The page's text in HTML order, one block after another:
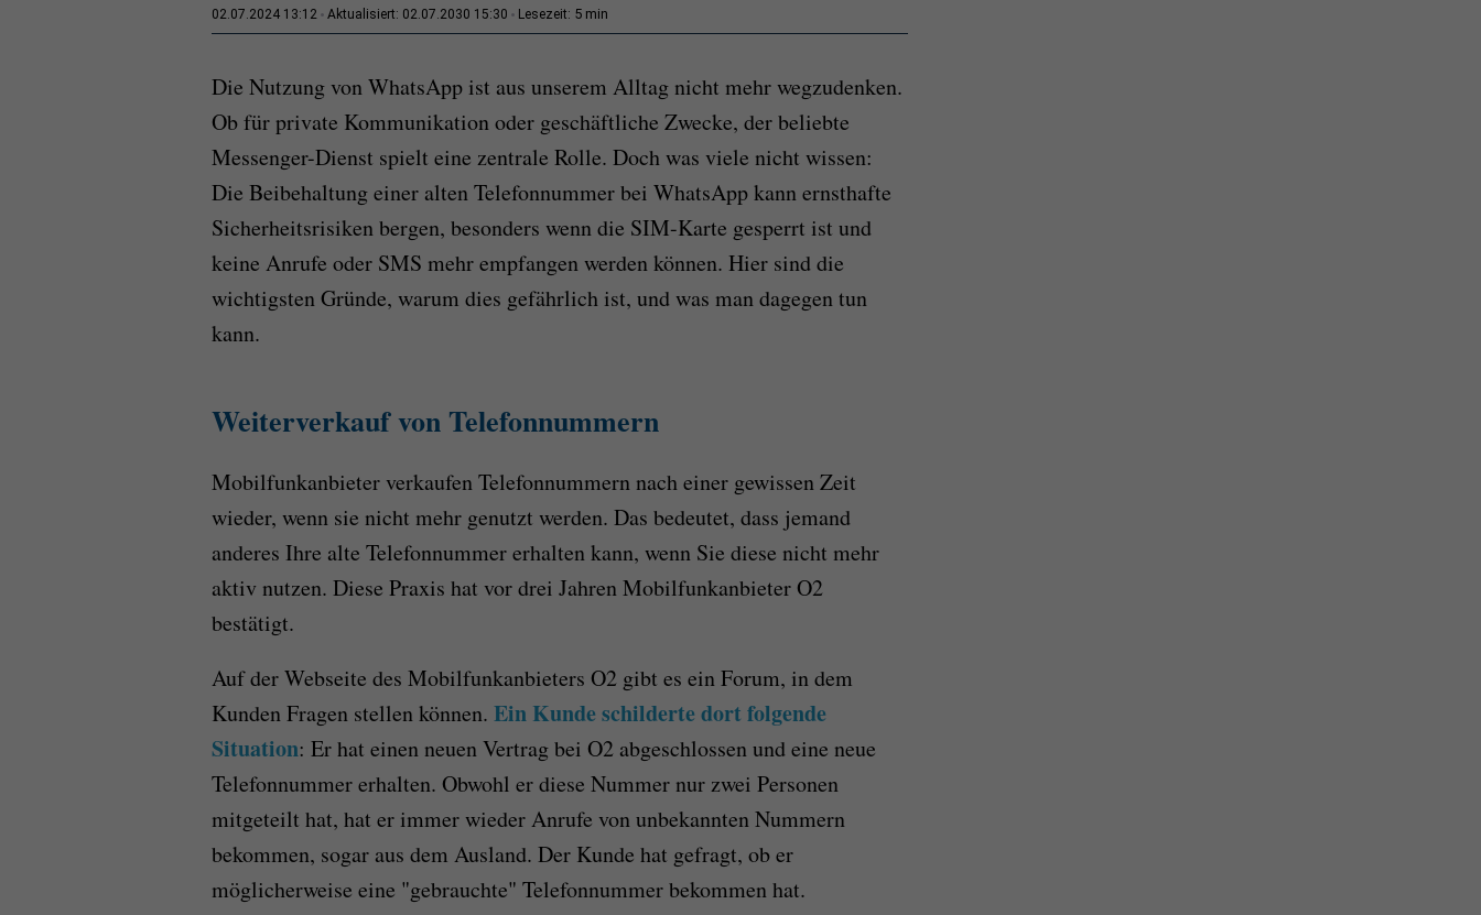
02.07.2024 13:12 Aktualisiert: 02.07.2030 15:30 Lesezeit: 5 min
Die Nutzung von WhatsApp ist aus unserem Alltag nicht mehr wegzudenken.
Ob für private Kommunikation oder geschäftliche Zwecke, der beliebte
Messenger-Dienst spielt eine zentrale Rolle. Doch was viele nicht wissen:
Die Beibehaltung einer alten Telefonnummer bei WhatsApp kann ernsthafte
Sicherheitsrisiken bergen, besonders wenn die SIM-Karte gesperrt ist und
keine Anrufe oder SMS mehr empfangen werden können. Hier sind die
wichtigsten Gründe, warum dies gefährlich ist, und was man dagegen tun
kann.
Weiterverkauf von Telefonnummern
Mobilfunkanbieter verkaufen Telefonnummern nach einer gewissen Zeit
wieder, wenn sie nicht mehr genutzt werden. Das bedeutet, dass jemand
anderes Ihre alte Telefonnummer erhalten kann, wenn Sie diese nicht mehr
aktiv nutzen. Diese Praxis hat vor drei Jahren Mobilfunkanbieter O2
bestätigt.
Auf der Webseite des Mobilfunkanbieters O2 gibt es ein Forum, in dem
Kunden Fragen stellen können. Ein Kunde schilderte dort folgende
Situation: Er hat einen neuen Vertrag bei O2 abgeschlossen und eine neue
Telefonnummer erhalten. Obwohl er diese Nummer nur zwei Personen
mitgeteilt hat, hat er immer wieder Anrufe von unbekannten Nummern
bekommen, sogar aus dem Ausland. Der Kunde hat gefragt, ob er
möglicherweise eine "gebrauchte" Telefonnummer bekommen hat.